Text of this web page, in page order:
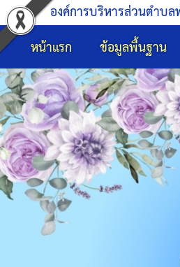
องค์การบริหารส่วนตำบ
หน้าแรก
ข้อมูลพื้นฐาน